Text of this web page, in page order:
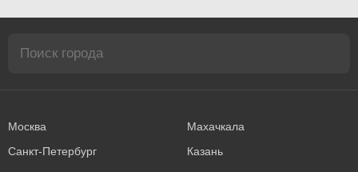
Москва
Махачкала
Санкт-Петербург
Казань